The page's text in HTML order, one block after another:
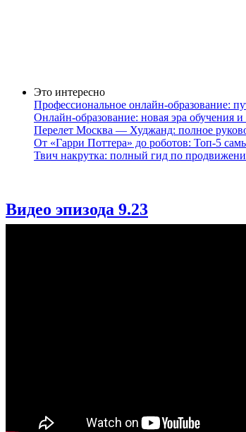
Это интересно
Профессиональное онлайн-образование:
Онлайн-образование: новая эра обучения и
Перелет Москва — Худжанд: полное
От «Гарри Поттера» до роботов: Топ-5
Твич накрутка: полный гид по
Видео эпизода 9.23